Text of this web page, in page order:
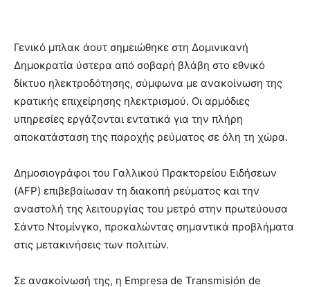
Γενικό μπλακ άουτ σημειώθηκε στη Δομινικανή
Δημοκρατία ύστερα από σοβαρή βλάβη στο εθνικό
δίκτυο ηλεκτροδότησης, σύμφωνα με ανακοίνωση της
κρατικής επιχείρησης ηλεκτρισμού. Οι αρμόδιες
υπηρεσίες εργάζονται εντατικά για την πλήρη
αποκατάσταση της παροχής ρεύματος σε όλη τη χώρα.
Δημοσιογράφοι του Γαλλικού Πρακτορείου Ειδήσεων
(AFP) επιβεβαίωσαν τη διακοπή ρεύματος και την
αναστολή της λειτουργίας του μετρό στην πρωτεύουσα
Σάντο Ντομίνγκο, προκαλώντας σημαντικά προβλήματα
στις μετακινήσεις των πολιτών.
Σε ανακοίνωσή της, η Empresa de Transmisión de